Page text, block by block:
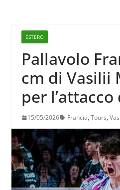
ESTERO
Pallavolo
cm di Vasilii
per
15/05/2026 Francia, Tours,